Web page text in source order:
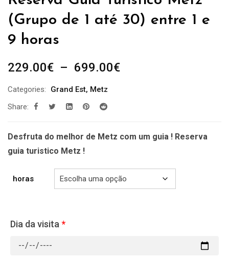
(Grupo de 1 até 30) entre 1 e
9 horas
229.00€ – 699.00€Plage
699.00€
Categories: Grand Est, Metz
Share:
Desfruta do melhor de Metz com um guia ! Reserva
guia turistico Metz !
horas
Dia da visita *